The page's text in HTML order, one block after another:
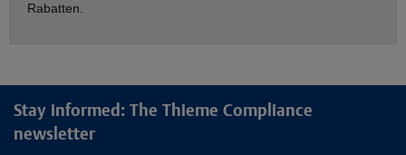
Rabatten.
Stay informed: The Thieme Compliance
newsletter